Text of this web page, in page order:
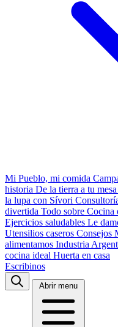
Mi Pueblo, mi comida
historia De la tierra a tu mesa
la lupa con Sívori
divertida Todo sobre Cocina
Ejercicios saludables Le
Utensilios caseros Consejos
alimentamos Industria
cocina ideal Huerta en casa
Escribinos
Abrir menu